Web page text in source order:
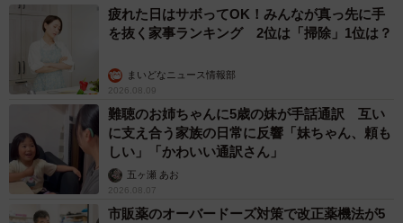
ービスに向かいます。施設では入浴介助やレクリエーショ
ン、機能訓練などのサービスを受けられるため、田中さん
は安心して仕事に集中できます。
▽夕方～夜
母親の帰宅は16時ごろ。15分ほど母親と会話をして施設で
の様子を聞き取り、連絡帳を確認して体調や食事の状況を
把握します。16時30分頃には勤務を終了し、夕食の準備を
始めます。調理時間を短縮するため、週末に作り置きをし
疲れた日はサボってOK！みんなが真っ先に手
を抜く家事ランキング 2位は「掃除」1位は？
まいどなニュース情報部
2026.08.09
難聴のお姉ちゃんに5歳の妹が手話通訳 互い
に支え合う家族の日常に反響「妹ちゃん、頼も
しい」「かわいい通訳さん」
五ヶ瀬 あお
2026.08.07
市販薬のオーバードーズ対策で改正薬機法が5